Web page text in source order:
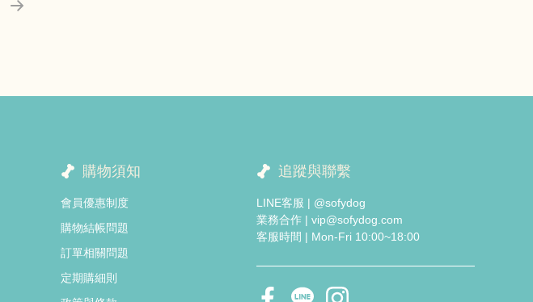
購物須知
會員優惠制度
購物結帳問題
訂單相關問題
定期購細則
追蹤與聯繫
LINE客服 | @sofydog
業務合作 | vip@sofydog.com
客服時間 | Mon-Fri 10:00~18:00